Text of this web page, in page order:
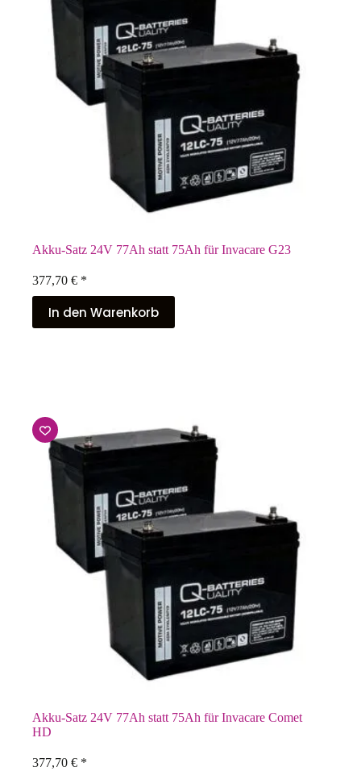
Akku-Satz 24V 77Ah statt 75Ah für Invacare G23
377,70 € *
In den Warenkorb
Akku-Satz 24V 77Ah statt 75Ah für Invacare Comet
HD
377,70 € *